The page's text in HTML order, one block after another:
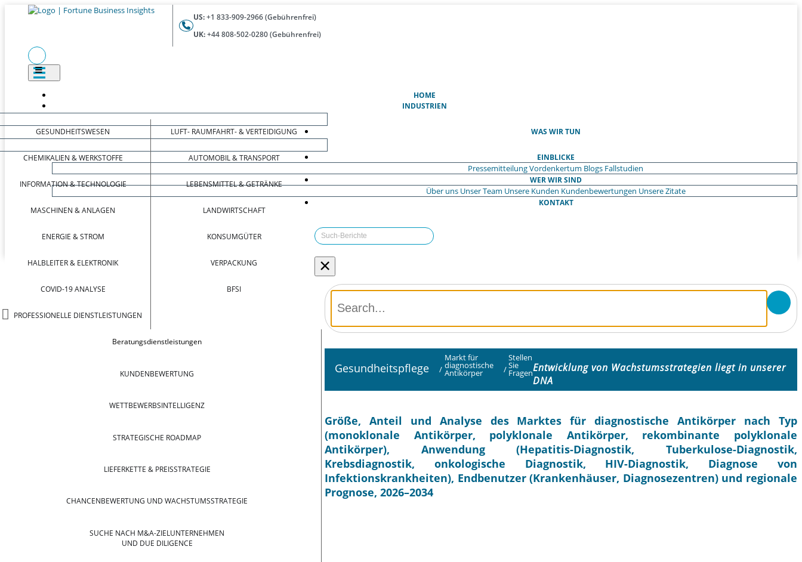
US:+1 833-909-2966 (Gebührenfrei)
UK:+44 808-502-0280 (Gebührenfrei)
HOME
INDUSTRIEN
GESUNDHEITSWESEN
CHEMIKALIEN & WERKSTOFFE
INFORMATION & TECHNOLOGIE
MASCHINEN & ANLAGEN
ENERGIE & STROM
HALBLEITER & ELEKTRONIK
COVID-19 ANALYSE
PROFESSIONELLE DIENSTLEISTUNGEN
LUFT- RAUMFAHRT- & VERTEIDIGUNG
AUTOMOBIL & TRANSPORT
LEBENSMITTEL & GETRÄNKE
LANDWIRTSCHAFT
KONSUMGÜTER
VERPACKUNG
BFSI
WAS WIR TUN
Beratungsdienstleistungen
KUNDENBEWERTUNG
WETTBEWERBSINTELLIGENZ
STRATEGISCHE ROADMAP
LIEFERKETTE & PREISSTRATEGIE
CHANCENBEWERTUNG UND WACHSTUMSSTRATEGIE
SUCHE NACH M&A-ZIELUNTERNEHMEN
UND DUE DILIGENCE
EINBLICKE
PressemitteilungVordenkertum Blogs Fallstudien
WER WIR SIND
Über uns Unser Team Unsere Kunden Kundenbewertungen Unsere Zitate
KONTAKT
×
Gesundheitspflege /
Markt für
diagnostische
Antikörper /
Stellen
Sie
FragenEntwicklung von Wachstumsstrategien liegt in unserer
DNA
Größe, Anteil und Analyse des Marktes für diagnostische Antikörper nach Typ
(monoklonale Antikörper, polyklonale Antikörper, rekombinante polyklonale
Antikörper), Anwendung (Hepatitis-Diagnostik, Tuberkulose-Diagnostik,
Krebsdiagnostik, onkologische Diagnostik, HIV-Diagnostik, Diagnose von
Infektionskrankheiten), Endbenutzer (Krankenhäuser, Diagnosezentren) und regionale
Prognose, 2026–2034